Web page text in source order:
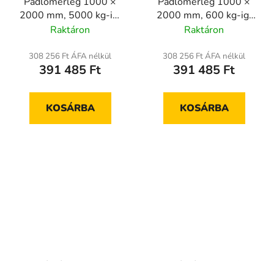
2000 mm, 5000 kg-ig,
hitelesített
Raktáron
308 256 Ft ÁFA nélkül
391 485 Ft
KOSÁRBA
2000 mm, 600 kg-ig,
hitelesített
Raktáron
308 256 Ft ÁFA nélkül
391 485 Ft
KOSÁRBA